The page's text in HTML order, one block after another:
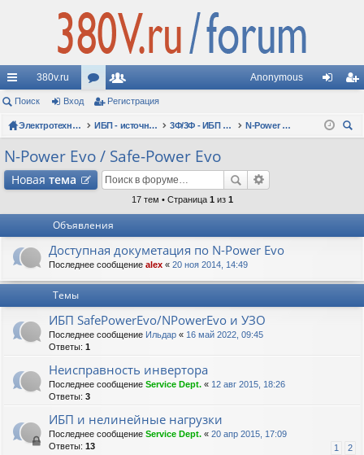
с
ы
лк
380v.ru
ор
ум
ол
ьз
ов
ат
и
Anonymous
д ис
Поиск Вход Регистрация
Электротехнические форумы ИБП - источники бесперебойного питания 3Ф/3Ф - ИБП N-POWER: трехфазные 10 - 10000 кВА - вопросы по моделям
N-Power Evo / Safe-Power Evo
N-Power Evo / Safe-Power Evo
Новая тема
17 тем • Страница 1 из 1
Объявления
Доступная докуметация по N-Power Evo
Последнее сообщение alex « 20 ноя 2014, 14:49
Темы
ИБП SafePowerEvo/NPowerEvo и УЗО
Последнее сообщение Ильдар « 16 май 2022, 09:45
Ответы: 1
Неисправность инвертора
Последнее сообщение Service Dept. « 12 авг 2015, 18:26
Ответы: 3
ИБП и нелинейные нагрузки
Последнее сообщение Service Dept. « 20 апр 2015, 17:09
Ответы: 13 1 2